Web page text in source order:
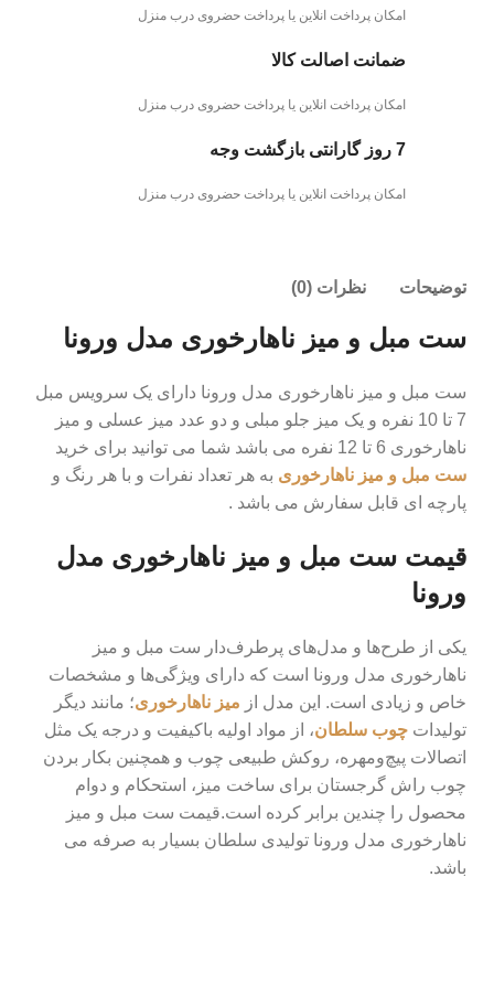
امکان پرداخت انلاین یا پرداخت حضروی درب منزل
ضمانت اصالت کالا
امکان پرداخت انلاین یا پرداخت حضروی درب منزل
7 روز گارانتی بازگشت وجه
امکان پرداخت انلاین یا پرداخت حضروی درب منزل
توضیحات نظرات (0)
ست مبل و میز ناهارخوری مدل ورونا
ست مبل و میز ناهارخوری مدل ورونا دارای یک سرویس مبل
7 تا 10 نفره و یک میز جلو مبلی و دو عدد میز عسلی و میز
ناهارخوری 6 تا 12 نفره می باشد شما می توانید برای خرید
ست مبل و میز ناهارخوری به هر تعداد نفرات و با هر رنگ و
پارچه ای قابل سفارش می باشد .
قیمت ست مبل و میز ناهارخوری مدل
ورونا
یکی از طرح‌ها و مدل‌های پرطرف‌دار ست مبل و میز
ناهارخوری مدل ورونا است که دارای ویژگی‌ها و مشخصات
خاص و زیادی است. این مدل از میز ناهارخوری؛ مانند دیگر
تولیدات چوب سلطان، از مواد اولیه باکیفیت و درجه یک مثل
اتصالات پیچ‌ومهره، روکش طبیعی چوب و همچنین بکار بردن
چوب راش گرجستان برای ساخت میز، استحکام و دوام
محصول را چندین برابر کرده است.قیمت ست مبل و میز
ناهارخوری مدل ورونا تولیدی سلطان بسیار به صرفه می
باشد.